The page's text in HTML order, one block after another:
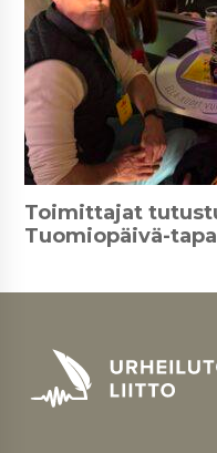
Toimittajat
Tuomiopäivä-